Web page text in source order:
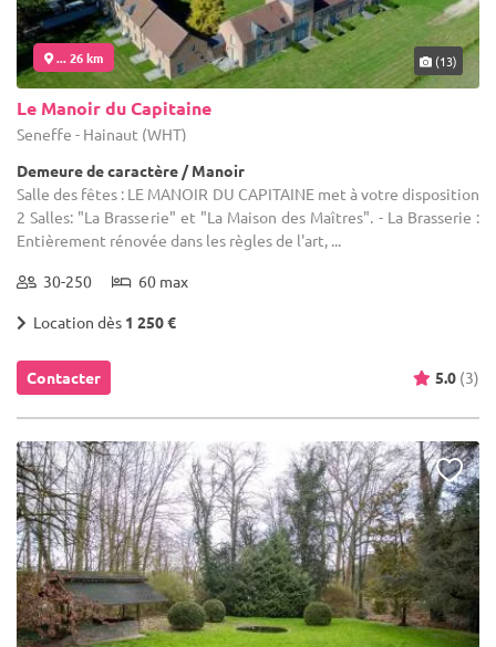
... 26 km (13)
Le Manoir du Capitaine
Seneffe - Hainaut (WHT)
Demeure de caractère / Manoir
Salle des fêtes : LE MANOIR DU CAPITAINE met à votre disposition
2 Salles: "La Brasserie" et "La Maison des Maîtres". - La Brasserie :
Entièrement rénovée dans les règles de l'art, ...
30-250 60 max
Location dès 1 250 €
Contacter 5.0 (3)